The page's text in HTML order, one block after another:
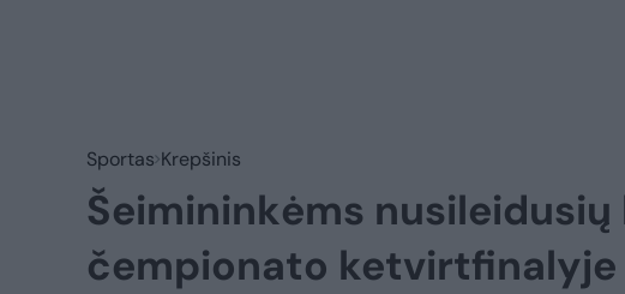
Sportas Krepšinis
Šeimininkėms
čempionato ketvirtfinalyje